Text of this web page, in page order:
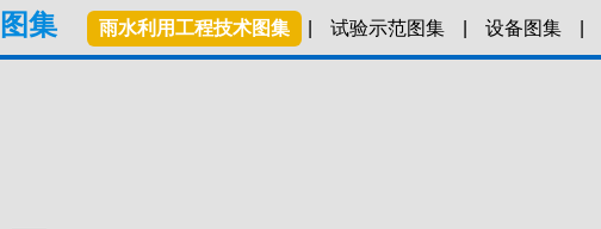
图集 雨水利用工程技术图集 试验示范图集 设备图集